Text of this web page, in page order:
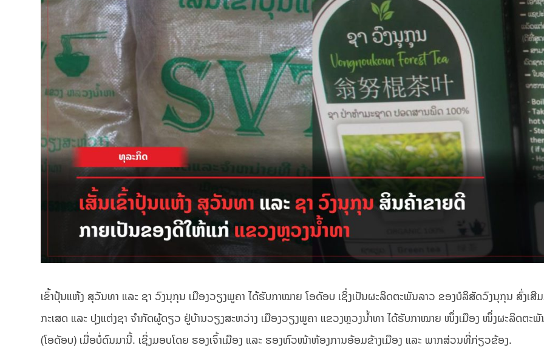
ເຂົ້າປຸ້ນແຫ້ງ ສຸວັນທາ ແລະ ຊາ ວົງນຸກຸນ ເມືອງວຽງພູຄາ ໄດ້ຮັບກາໝາຍ ໂອດັອບ ເຊິ່ງເປັນຜະລິດຕະພັນລາວ ຂອງບໍລິສັດວົງນຸກຸນ ສົ່ງເສີ
ກະເສດ ແລະ ປຸງແຕ່ງຊາ ຈຳກັດຜູ້ດຽວ ຢູ່ບ້ານວຽງສະຫວ່າງ ເມືອງວຽງພູຄາ ແຂວງຫຼວງນ້ຳທາ ໄດ້ຮັບກາໝາຍ ໜຶ່ງເມືອງ ໜຶ່ງຜະລິດຕະ
(ໂອດັອບ) ເມື່ອບໍ່ດົນມານີ້. ເຊິ່ງມອບໂດຍ ຮອງເຈົ້າເມືອງ ແລະ ຮອງຫົວໜ້າຫ້ອງການອ້ອມຂ້າງເມືອງ ແລະ ພາກສ່ວນທີ່ກ່ຽວຂ້ອງ.